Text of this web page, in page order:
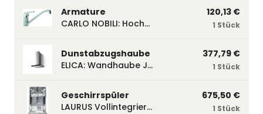
Armature
CARLO NOBILI: Hochdruck- Einhebelmischbatterie Blue, Mischbatterie verchromt 17770
120,13 €
1 Stück
Dunstabzugshaube
ELICA: Wandhaube JOYE 60-A,600 mm breit Edelstahl JOYE60A
377,79 €
1 Stück
Geschirrspüler
LAURUS Vollintegrierter Geschirrspüler LSV45-3, 450 mm breit, 3 Programme LSV45-3
675,50 €
1 Stück